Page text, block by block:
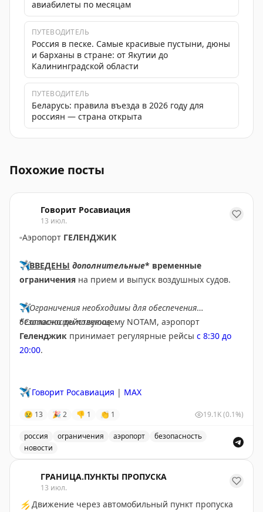
авиабилеты по месяцам
ПУТЕВОДИТЕЛЬ
Россия в песке. Самые красивые пустыни, дюны
и барханы в стране: от Якутии до
Калининградской области
ПУТЕВОДИТЕЛЬ
Беларусь: правила въезда в 2026 году для
россиян — страна открыта
Похожие посты
Говорит Росавиация
13 июл.
▫️Аэропорт ГЕЛЕНДЖИК
✈️ВВЕДЕНЫ дополнительные* временные
ограничения на прием и выпуск воздушных судов.
✈️Ограничения необходимы для обеспечения
безопасности полетов.
*Согласно действующему NOTAM, аэропорт
Геленджик принимает регулярные рейсы с 8:30 до
20:00.
✈️ Говорит Росавиация | MAX
😢 13 🎉 2 👎 1 👏 1 19.1K(0.1%)
россия ограничения аэропорт
безопасность
новости
ГРАНИЦА.ПУНКТЫ ПРОПУСКА
13 июл.
⚡ Движение через автомобильный пункт пропуска